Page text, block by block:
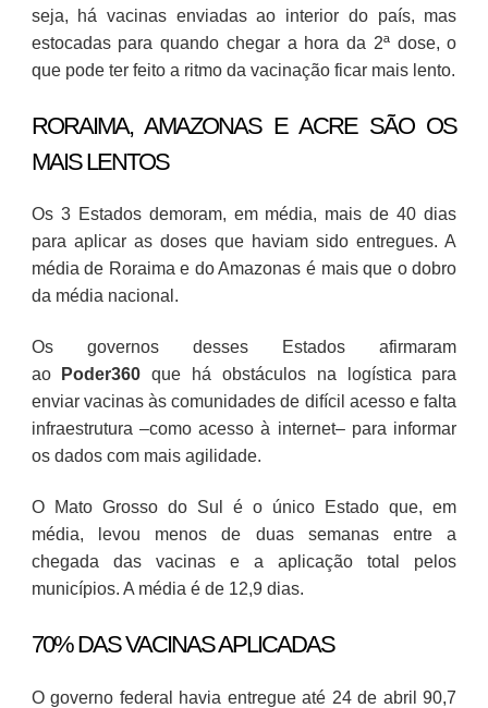
seja, há vacinas enviadas ao interior do país, mas
estocadas para quando chegar a hora da 2ª dose, o
que pode ter feito a ritmo da vacinação ficar mais lento.
RORAIMA, AMAZONAS E ACRE SÃO OS
MAIS LENTOS
Os 3 Estados demoram, em média, mais de 40 dias
para aplicar as doses que haviam sido entregues. A
média de Roraima e do Amazonas é mais que o dobro
da média nacional.
Os governos desses Estados afirmaram
ao
Poder360 que há obstáculos na logística para
enviar vacinas às comunidades de difícil acesso e falta
infraestrutura –como acesso à internet– para informar
os dados com mais agilidade.
O Mato Grosso do Sul é o único Estado que, em
média, levou menos de duas semanas entre a
chegada das vacinas e a aplicação total pelos
municípios. A média é de 12,9 dias.
70% DAS VACINAS APLICADAS
O governo federal havia entregue até 24 de abril 90,7